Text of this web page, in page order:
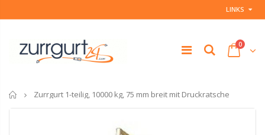
LINKS
0
Startseite
Zurrgurt 1-teilig, 10000 kg, 75 mm breit mit Druckratsche